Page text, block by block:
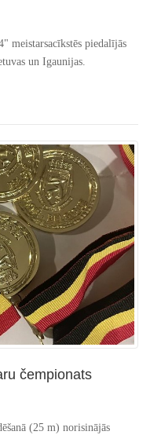
meistarsacīkstēs piedalījās
un Igaunijas.
čempionats
(25 m) norisinājās